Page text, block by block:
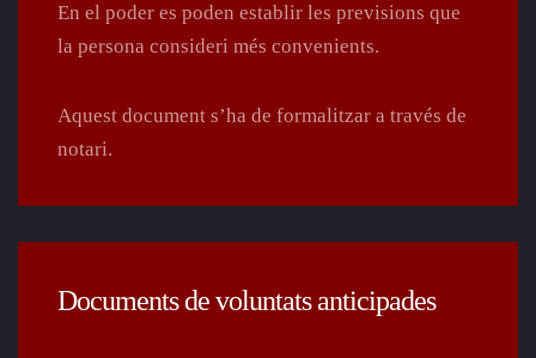
En el poder es poden establir les previsions que
la persona consideri més convenients.
Aquest document s’ha de formalitzar a través de
notari.
Documents de voluntats anticipades